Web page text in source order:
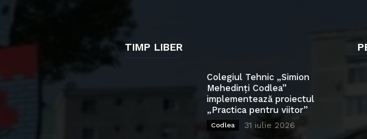
TIMP LIBER
Colegiul Tehnic „Simion
Mehedinți Codlea”
implementează proiectul
„Practica pentru viitor”
Codlea 31 iulie 2026